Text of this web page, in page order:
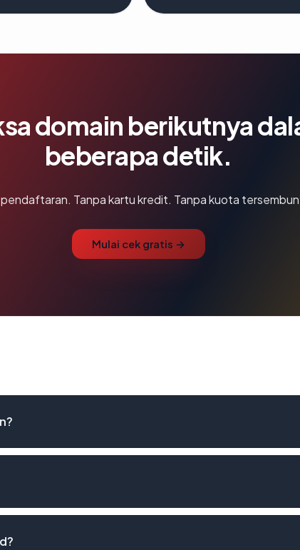
domain berikutnya
beberapa detik.
Tanpa kartu kredit. Tanpa kuota
Mulai cek gratis →